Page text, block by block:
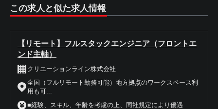
この求人と似た求人情報
【リモート】フルスタックエンジニア（フロントエ
ンド主軸）
クリエーションライン株式会社
全国（フルリモート勤務可能）地方拠点のワークスペース利
用も可...
■経験、スキル、年齢を考慮の上、同社規定により優遇